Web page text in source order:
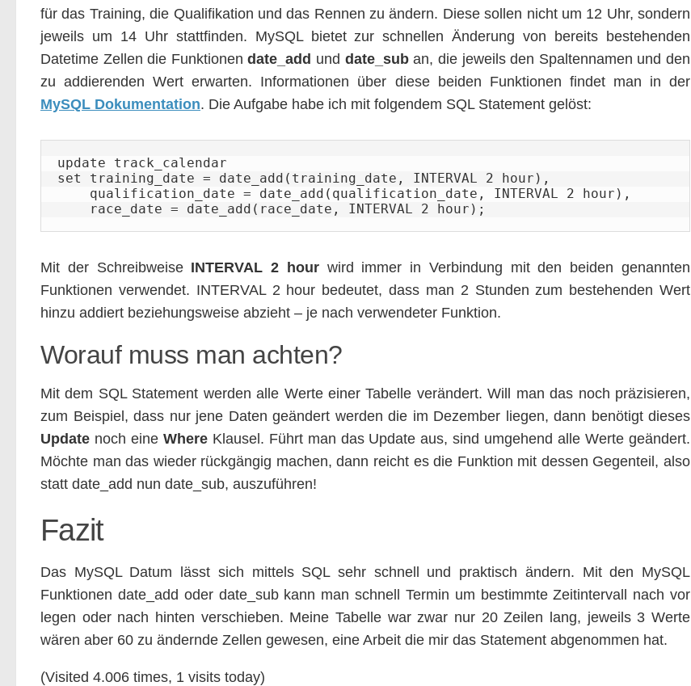
für das Training, die Qualifikation und das Rennen zu ändern. Diese sollen nicht um 12 Uhr, sondern
jeweils um 14 Uhr stattfinden. MySQL bietet zur schnellen Änderung von bereits bestehenden
Datetime Zellen die Funktionendate_add und date_suban, die jeweils den Spaltennamen und den
zu addierenden Wert erwarten. Informationen über diese beiden Funktionen findet man in der
MySQL Dokumentation. Die Aufgabe habe ich mit folgendem SQL Statement gelöst:
update track_calendar
set training_date = date_add(training_date, INTERVAL 2 hour),
    race_date = date_add(race_date, INTERVAL 2 hour);
Mit der Schreibweise INTERVAL 2 hourwird immer in Verbindung mit den beiden genannten
Funktionen verwendet. INTERVAL 2 hour bedeutet, dass man 2 Stunden zum bestehenden Wert
hinzu addiert beziehungsweise abzieht – je nach verwendeter Funktion.
Worauf muss man achten?
Mit dem SQL Statement werden alle Werte einer Tabelle verändert. Will man das noch präzisieren,
zum Beispiel, dass nur jene Daten geändert werden die im Dezember liegen, dann benötigt dieses
Update noch eine WhereKlausel. Führt man das Update aus, sind umgehend alle Werte geändert.
Möchte man das wieder rückgängig machen, dann reicht es die Funktion mit dessen Gegenteil, also
statt date_add nun date_sub, auszuführen!
Fazit
Das MySQL Datum lässt sich mittels SQL sehr schnell und praktisch ändern. Mit den MySQL
Funktionen date_add oder date_sub kann man schnell Termin um bestimmte Zeitintervall nach vor
legen oder nach hinten verschieben. Meine Tabelle war zwar nur 20 Zeilen lang, jeweils 3 Werte
wären aber 60 zu ändernde Zellen gewesen, eine Arbeit die mir das Statement abgenommen hat.
(Visited 4.006 times, 1 visits today)